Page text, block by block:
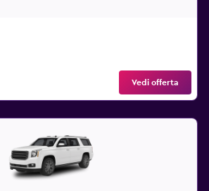
Vedi offerta